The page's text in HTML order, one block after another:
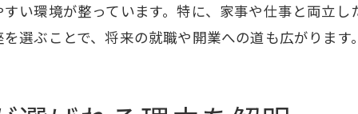
い環境が整っています。特に、家事や仕事と両立
選ぶことで、将来の就職や開業への道も広がります